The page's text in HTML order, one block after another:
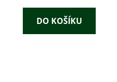
DO KOŠÍKU